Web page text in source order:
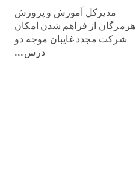
مدیرکل آموزش و پرورش
هرمزگان از فراهم شدن امکان
شرکت مجدد غایبان موجه دو
درس...